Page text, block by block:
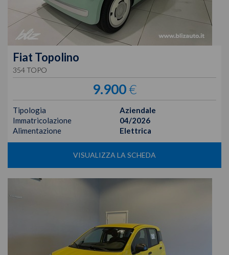
Fiat Topolino
354 TOPO
9.900€
Tipologia
Aziendale
Immatricolazione
04/2026
Alimentazione
Elettrica
VISUALIZZA LA SCHEDA